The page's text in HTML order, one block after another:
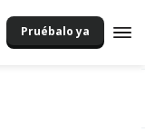
Pruébalo ya